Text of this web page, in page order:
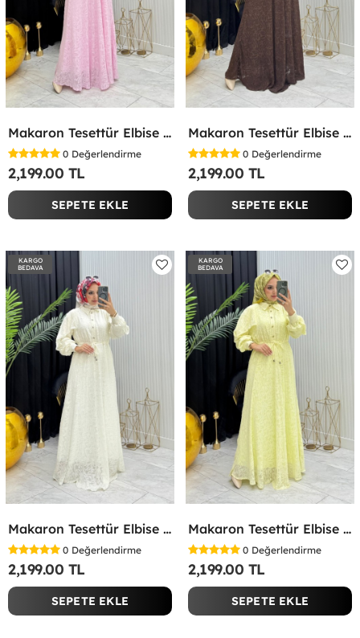
Makaron Tesettür Elbise Pembe Pembe
0 Değerlendirme
2,199.00 TL
SEPETE EKLE
Makaron Tesettür Elbise Kahverengi Kahverengi
0 Değerlendirme
2,199.00 TL
SEPETE EKLE
KARGO
BEDAVA
Makaron Tesettür Elbise Beyaz Beyaz
0 Değerlendirme
2,199.00 TL
SEPETE EKLE
KARGO
BEDAVA
Makaron Tesettür Elbise Sarı Sarı
0 Değerlendirme
2,199.00 TL
SEPETE EKLE